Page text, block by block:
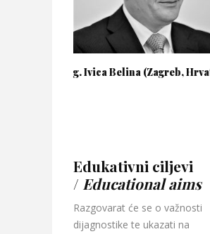
g. Ivica Belina (Zagreb,
Edukativni ciljevi
/ Educational aims
Razgovarat će se o važnosti
dijagnostike te ukazati na